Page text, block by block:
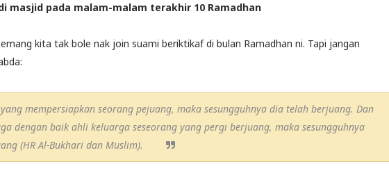
masjid pada malam-malam terakhir 10 Ramadhan
kita tak bole nak join suami beriktikaf di bulan Ramadhan ni. Tapi jangan
mempersiapkan seorang pejuang, maka sesungguhnya dia telah berjuang. Dan
dengan baik ahli keluarga seseorang yang pergi berjuang, maka sesungguhnya
(HR Al-Bukhari dan Muslim).